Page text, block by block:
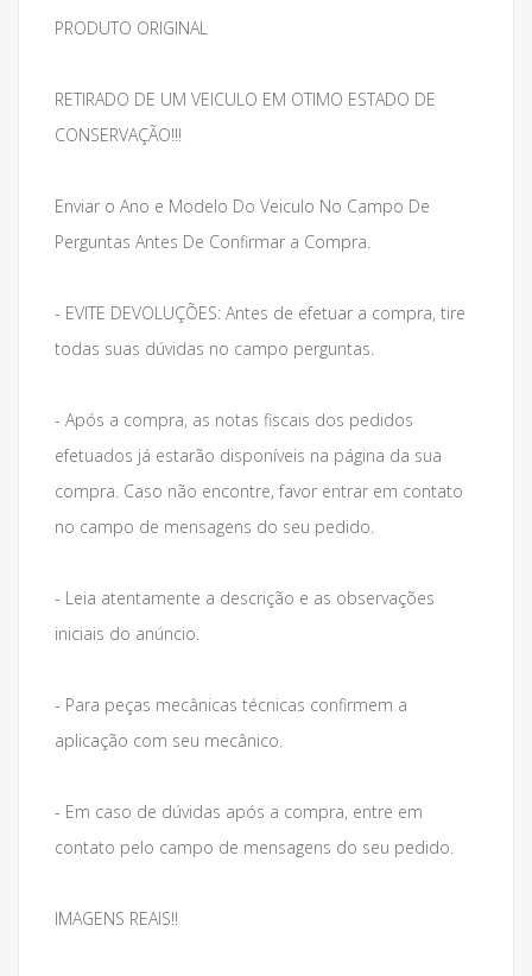
PRODUTO ORIGINAL
RETIRADO DE UM VEICULO EM OTIMO ESTADO DE
CONSERVAÇÃO!!!
Enviar o Ano e Modelo Do Veiculo No Campo De
Perguntas Antes De Confirmar a Compra.
- EVITE DEVOLUÇÕES: Antes de efetuar a compra, tire
todas suas dúvidas no campo perguntas.
- Após a compra, as notas fiscais dos pedidos
efetuados já estarão disponíveis na página da sua
compra. Caso não encontre, favor entrar em contato
no campo de mensagens do seu pedido.
- Leia atentamente a descrição e as observações
iniciais do anúncio.
- Para peças mecânicas técnicas confirmem a
aplicação com seu mecânico.
- Em caso de dúvidas após a compra, entre em
contato pelo campo de mensagens do seu pedido.
IMAGENS REAIS!!